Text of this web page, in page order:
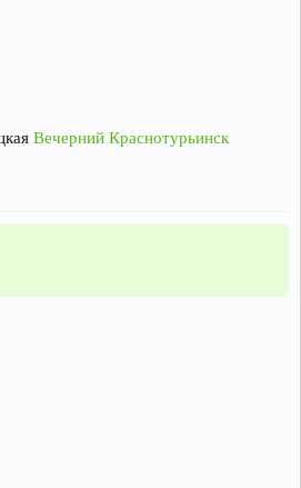
Вечерний Краснотурьинск